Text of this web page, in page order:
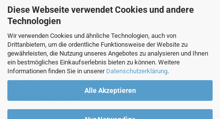
Diese Webseite verwendet Cookies und andere
Technologien
Wir verwenden Cookies und ähnliche Technologien, auch von
Drittanbietern, um die ordentliche Funktionsweise der Website zu
gewährleisten, die Nutzung unseres Angebotes zu analysieren und Ihnen
ein bestmögliches Einkaufserlebnis bieten zu können. Weitere
Informationen finden Sie in unserer Datenschutzerklärung.
Alle Akzeptieren
Laden Öffnungszeiten:
Mo. - Do. von 9:00 bis 14:00 Uhr
Fr. von 9:00 bis 13:00 Uhr
Kontakt per Email:info@segelladen.de
Telefon Servicezeiten:
Mo. - Do. von 9:00 bis 16:00 Uhr